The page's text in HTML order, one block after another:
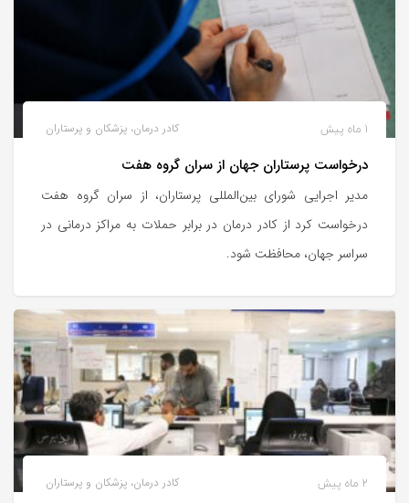
کادر درمان، پزشکان و پرستاران 1 ماه پیش
درخواست پرستاران جهان از سران گروه هفت
مدیر اجرایی شورای بین‌المللی پرستاران، از سران گروه هفت
درخواست کرد از کادر درمان در برابر حملات به مراکز درمانی در
سراسر جهان، محافظت شود.
کادر درمان، پزشکان و پرستاران 2 ماه پیش